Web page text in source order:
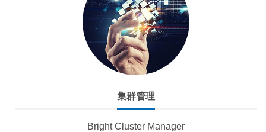
集群管理
Bright Cluster Manager